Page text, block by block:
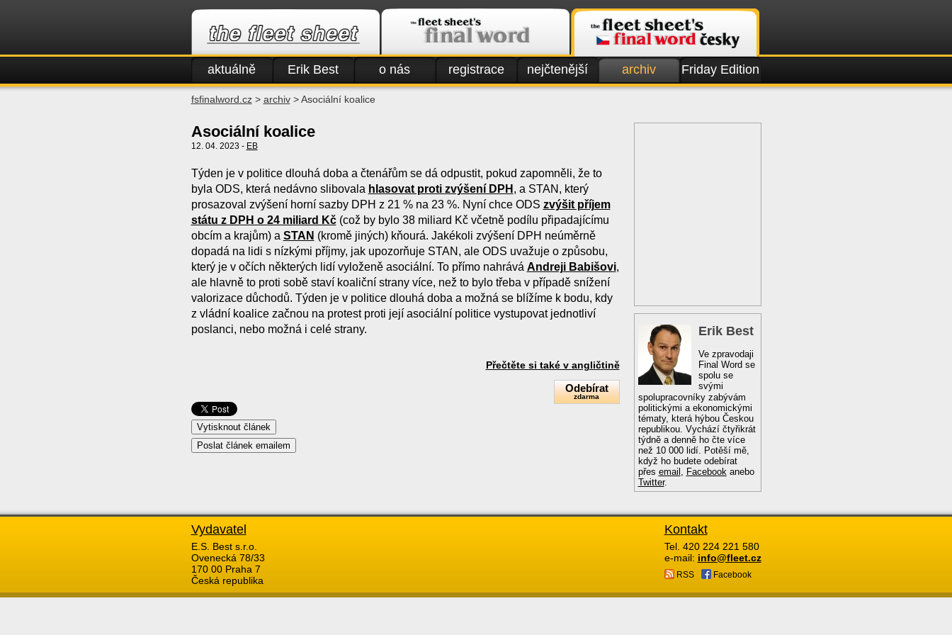
aktuálně Erik Best o nás registrace nejčtenější archiv Friday Edition
fsfinalword.cz> archiv> Asociální koalice
Asociální koalice
12. 04. 2023 - EB
Týden je v politice dlouhá doba a čtenářům se dá odpustit, pokud zapomněli, že to
byla ODS, která nedávno slibovala hlasovat proti zvýšení DPH , a STAN, který
prosazoval zvýšení horní sazby DPH z 21 % na 23 %. Nyní chce ODS zvýšit příjem
státu z DPH o 24 miliard Kč(což by bylo 38 miliard Kč včetně podílu připadajícímu
obcím a krajům) a STAN (kromě jiných) kňourá. Jakékoli zvýšení DPH neúměrně
dopadá na lidi s nízkými příjmy, jak upozorňuje STAN, ale ODS uvažuje o způsobu,
který je v očích některých lidí vyloženě asociální. To přímo nahrává Andreji Babišovi,
ale hlavně to proti sobě staví koaliční strany více, než to bylo třeba v případě snížení
valorizace důchodů. Týden je v politice dlouhá doba a možná se blížíme k bodu, kdy
z vládní koalice začnou na protest proti její asociální politice vystupovat jednotliví
poslanci, nebo možná i celé strany.
Přečtěte si také v angličtině
Odebírat
zdarma
Erik Best
Ve zpravodaji
Final Word se
spolu se
svými
spolupracovníky zabývám
politickými a ekonomickými
tématy, která hýbou Českou
republikou. Vychází čtyřikrát
týdně a denně ho čte více
než 10 000 lidí. Potěší mě,
když ho budete odebírat
přes email , Facebookanebo
Twitter.
Kontakt
Tel. 420 224 221 580
e-mail: info@fleet.cz
RSS Facebook
Vydavatel
E.S. Best s.r.o.
Ovenecká 78/33
170 00 Praha 7
Česká republika